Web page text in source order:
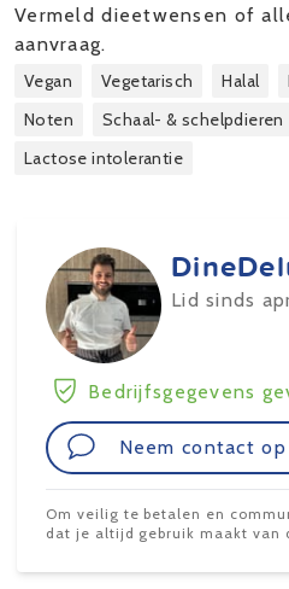
Vermeld dieetwensen of
aanvraag.
Vegan Vegetarisch Halal
Noten
Schaal- & schelpdieren
Lactose intolerantie
Lid sinds
Bedrijfsgegevens
Neem contact
Om veilig te betalen en
dat je altijd gebruik maakt van